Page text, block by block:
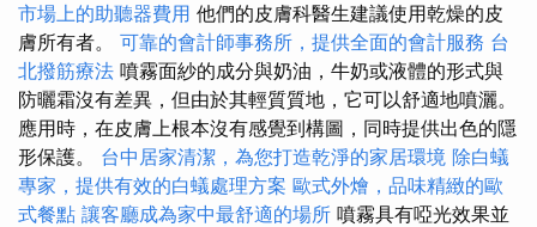
市場上的助聽器費用 他們的皮膚科醫生建議使用乾燥的皮
膚所有者。 可靠的會計師事務所，提供全面的會計服務 台
北撥筋療法 噴霧面紗的成分與奶油，牛奶或液體的形式與
防曬霜沒有差異，但由於其輕質質地，它可以舒適地噴灑。
應用時，在皮膚上根本沒有感覺到構圖，同時提供出色的隱
形保護。 台中居家清潔，為您打造乾淨的家居環境 除白蟻
專家，提供有效的白蟻處理方案 歐式外燴，品味精緻的歐
式餐點 讓客廳成為家中最舒適的場所 噴霧具有啞光效果並